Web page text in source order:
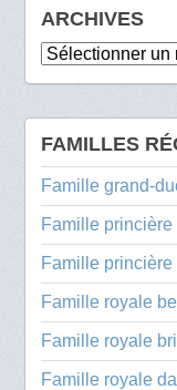
ARCHIVES
Archives
FAMILLES
Famille grand-
Famille
Famille
Famille royale
Famille royale
Famille royale